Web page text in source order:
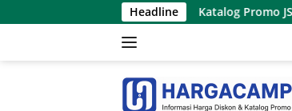
ke
Headline
Katalog Promo JSM FamilyMart